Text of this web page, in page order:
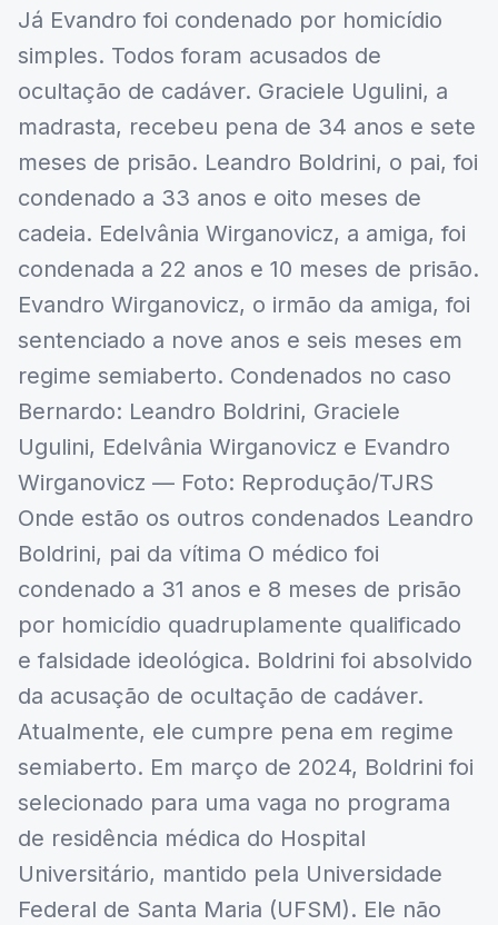
Já Evandro foi condenado por homicídio
simples. Todos foram acusados de
ocultação de cadáver. Graciele Ugulini, a
madrasta, recebeu pena de 34 anos e sete
meses de prisão. Leandro Boldrini, o pai, foi
condenado a 33 anos e oito meses de
cadeia. Edelvânia Wirganovicz, a amiga, foi
condenada a 22 anos e 10 meses de prisão.
Evandro Wirganovicz, o irmão da amiga, foi
sentenciado a nove anos e seis meses em
regime semiaberto. Condenados no caso
Bernardo: Leandro Boldrini, Graciele
Ugulini, Edelvânia Wirganovicz e Evandro
Wirganovicz — Foto: Reprodução/TJRS
Onde estão os outros condenados Leandro
Boldrini, pai da vítima O médico foi
condenado a 31 anos e 8 meses de prisão
por homicídio quadruplamente qualificado
e falsidade ideológica. Boldrini foi absolvido
da acusação de ocultação de cadáver.
Atualmente, ele cumpre pena em regime
semiaberto. Em março de 2024, Boldrini foi
selecionado para uma vaga no programa
de residência médica do Hospital
Universitário, mantido pela Universidade
Federal de Santa Maria (UFSM). Ele não